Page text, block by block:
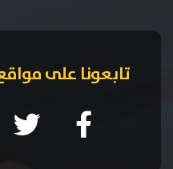
تابعونا على